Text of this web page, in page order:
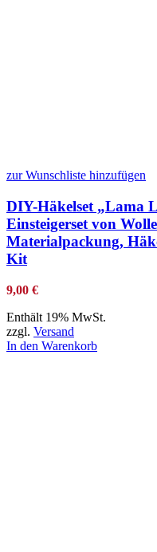
zur Wunschliste hinzufügen
DIY-Häkelset „Lama
Einsteigerset von
Materialpackung,
Kit
9,00 €
Enthält 19% MwSt.
zzgl. Versand
In den Warenkorb